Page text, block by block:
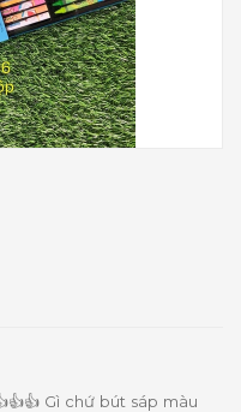
Gì chứ bút sáp màu